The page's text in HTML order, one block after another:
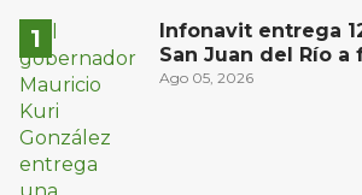
Infonavit entrega
San Juan del Río a
bajos ingresos
Ago 05, 2026